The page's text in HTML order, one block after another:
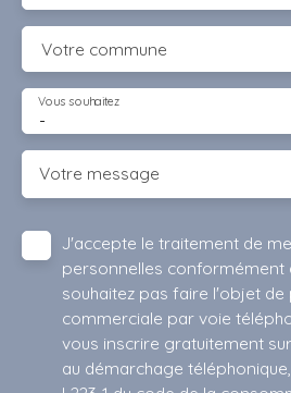
Votre commune
-
Vous souhaitez
Votre message
J'accepte le traitement de
personnelles conformément
souhaitez pas faire l'objet
commerciale par voie
vous inscrire gratuitement
au démarchage